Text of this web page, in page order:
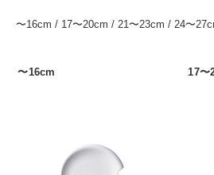
〜16cm / 17〜20cm / 21〜23cm / 24〜
〜16cm 17〜